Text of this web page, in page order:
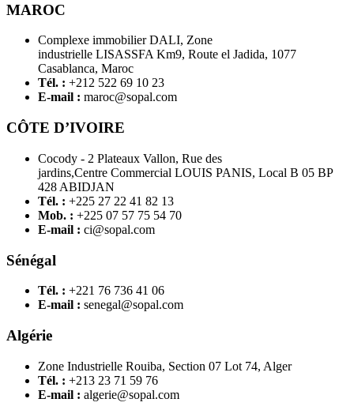
MAROC
Complexe immobilier DALI, Zone
industrielle LISASSFA Km9, Route el Jadida, 1077
Casablanca, Maroc
Tél. : +212 522 69 10 23
E-mail : maroc@sopal.com
CÔTE D’IVOIRE
Cocody - 2 Plateaux Vallon, Rue des
jardins,Centre Commercial LOUIS PANIS, Local B 05 BP
428 ABIDJAN
Tél. : +225 27 22 41 82 13
Mob. : +225 07 57 75 54 70
E-mail : ci@sopal.com
Sénégal
Tél. : +221 76 736 41 06
E-mail : senegal@sopal.com
Algérie
Zone Industrielle Rouiba, Section 07 Lot 74, Alger
Tél. : +213 23 71 59 76
E-mail : algerie@sopal.com